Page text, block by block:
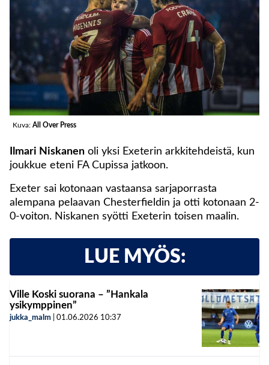
Kuva: All Over Press
Ilmari Niskanen oli yksi Exeterin arkkitehdeistä, kun
joukkue eteni FA Cupissa jatkoon.
Exeter sai kotonaan vastaansa sarjaporrasta
alempana pelaavan Chesterfieldin ja otti kotonaan 2-
0-voiton. Niskanen syötti Exeterin toisen maalin.
LUE MYÖS:
Ville Koski suorana – ”Hankala
ysikymppinen”
jukka_malm 01.06.2026 10:37